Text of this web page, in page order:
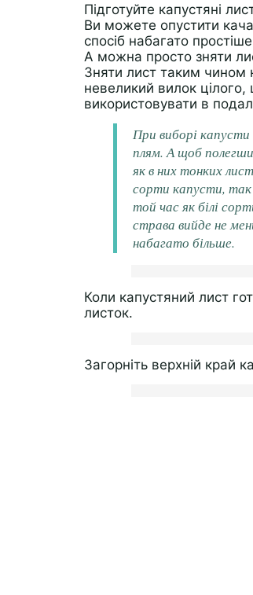
Підготуйте капустяні
Ви можете опустити
спосіб набагато
А можна просто зняти
Зняти лист таким чином
невеликий вилок
використовувати в
При виборі капусти
плям. А щоб
як в них тонких
сорти капусти, так
той час як білі
страва вийде не
набагато більше.
Коли капустяний лист
листок.
Загорніть верхній край